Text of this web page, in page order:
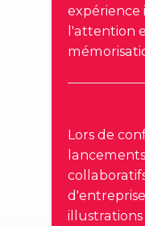
expérience
l'attention
Lors de
illustrations